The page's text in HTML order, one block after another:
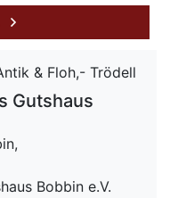
& Floh,- Trödell
Gutshaus
Bobbin e.V.